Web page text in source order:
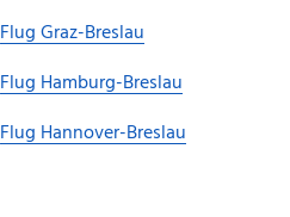
Flug Graz-Breslau
Flug Hamburg-Breslau
Flug Hannover-Breslau